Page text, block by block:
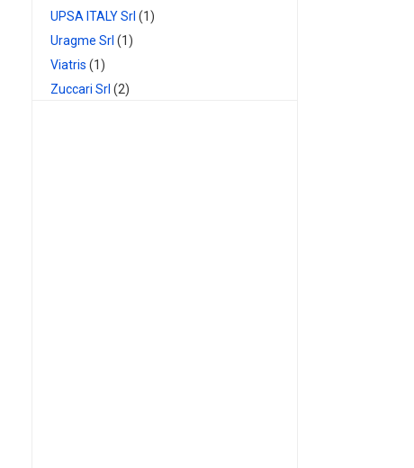
UPSA ITALY Srl (1)
Uragme Srl (1)
Viatris (1)
Zuccari Srl (2)